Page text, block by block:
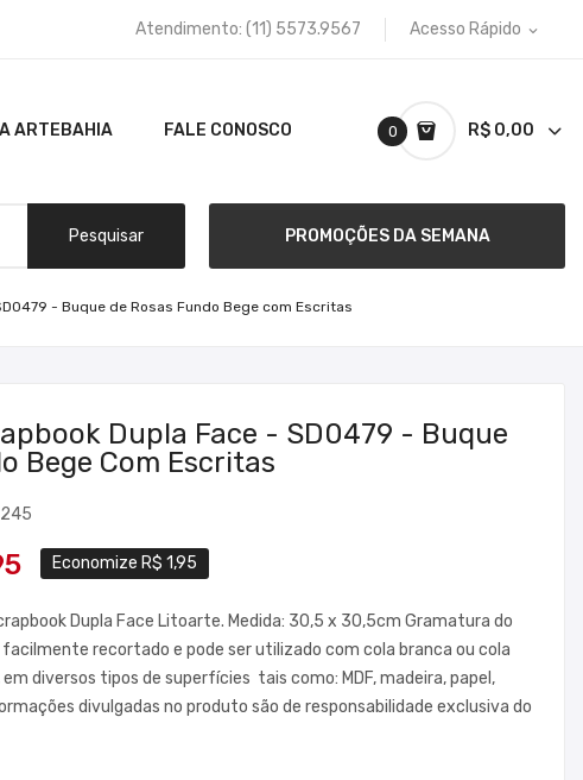
Acesso Rápido expand_more
Atendimento: (11) 5573.9567
ARTEBAHIA FALE CONOSCO 0 R$ 0,00
Pesquisar PROMOÇÕES DA SEMANA
- Buque de Rosas Fundo Bege com Escritas
Dupla Face - SD0479 - Buque
Bege Com Escritas
Economize R$ 1,95
Dupla Face Litoarte. Medida: 30,5 x 30,5cm Gramatura do
facilmente recortado e pode ser utilizado com cola branca ou cola
diversos tipos de superfícies tais como: MDF, madeira, papel,
divulgadas no produto são de responsabilidade exclusiva do